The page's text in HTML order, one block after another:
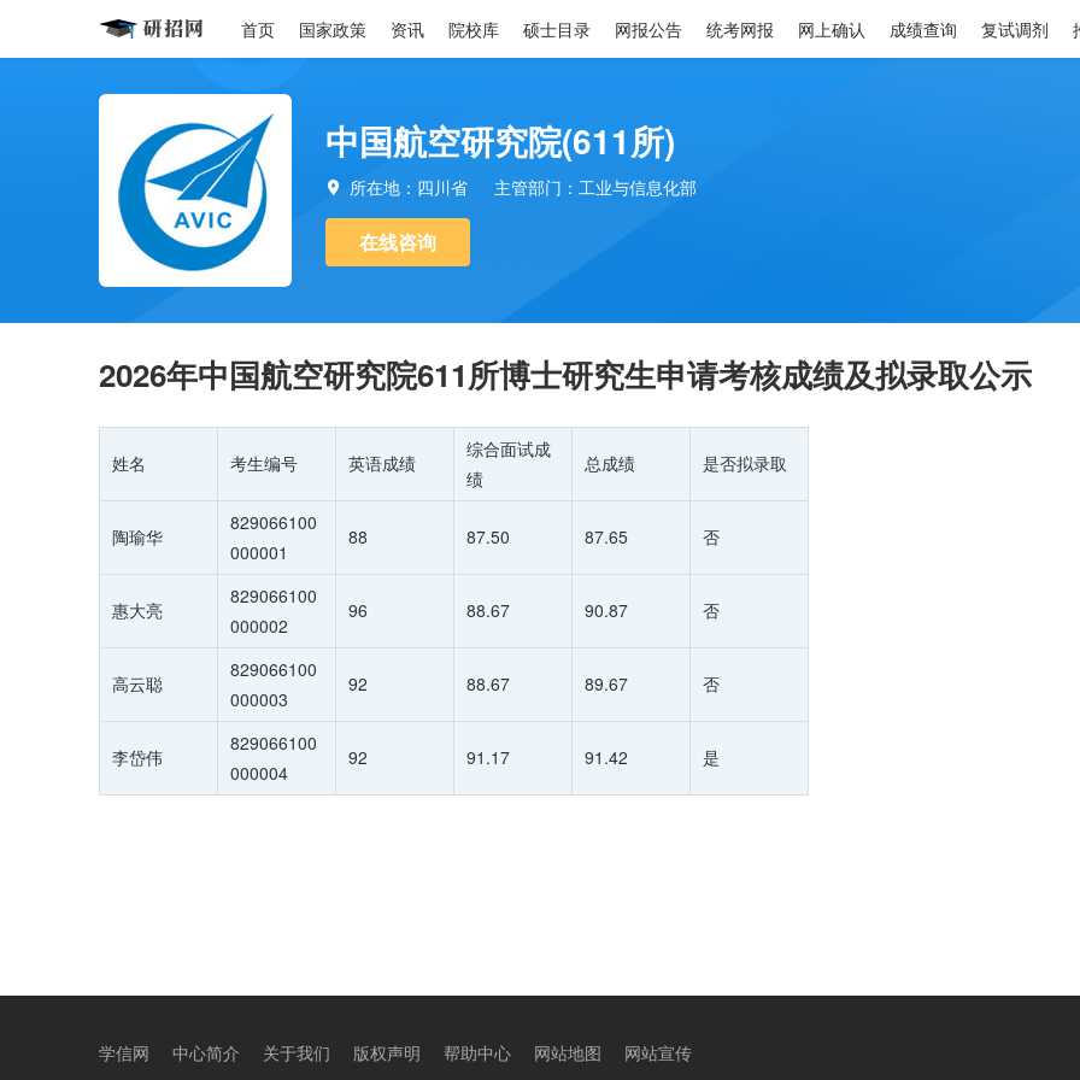
首页 国家政策 资讯 院校库 硕士目录 网报公告 统考网报 网上确认 成绩查询 复试调剂
中国航空研究院(611所)
 所在地：四川省 主管部门：工业与信息化部
在线咨询
2026年中国航空研究院611所博士研究生申请考核成绩及拟录取公示
姓名 考生编号 英语成绩
综合面试成
绩
总成绩 是否拟录取
陶瑜华
829066100
000001
88 87.50 87.65 否
惠大亮
829066100
000002
96 88.67 90.87 否
高云聪
829066100
000003
92 88.67 89.67 否
李岱伟
829066100
000004
92 91.17 91.42 是
学信网 中心简介 关于我们 版权声明 帮助中心 网站地图 网站宣传